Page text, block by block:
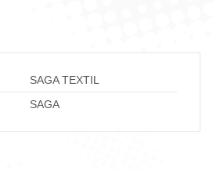
SAGA TEXTIL
SAGA